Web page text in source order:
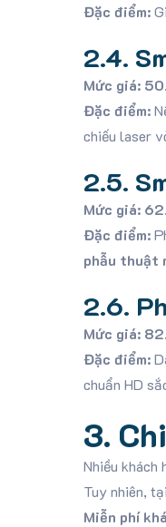
Đặc điểm:
2.4.
Mức giá:
Đặc điểm:
chiếu laser
2.5.
Mức giá:
Đặc điểm:
phẫu thuật
2.6.
Mức giá:
Đặc điểm:
chuẩn HD
3.
Nhiều khách
Tuy nhiên, tại
Miễn phí